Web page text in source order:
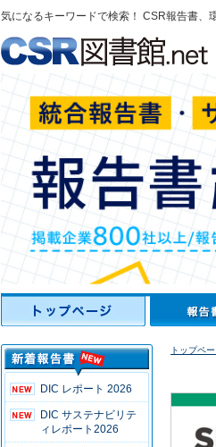
気になるキーワードで検索！ CSR報告書、
DIC レポート 2026
DIC サステナビリテ
ィレポート2026
トップペ